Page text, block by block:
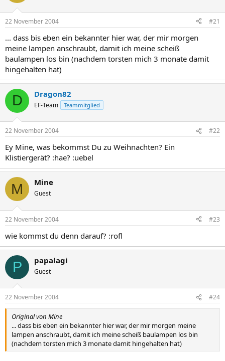
22 November 2004 #21
... dass bis eben ein bekannter hier war, der mir morgen
meine lampen anschraubt, damit ich meine scheiß
baulampen los bin (nachdem torsten mich 3 monate damit
hingehalten hat)
D Dragon82
EF-Team Teammitglied
22 November 2004 #22
Ey Mine, was bekommst Du zu Weihnachten? Ein
Klistiergerät? :hae? :uebel
M Mine
Guest
22 November 2004 #23
wie kommst du denn darauf? :rofl
P papalagi
Guest
22 November 2004 #24
Original von Mine
... dass bis eben ein bekannter hier war, der mir morgen meine
lampen anschraubt, damit ich meine scheiß baulampen los bin
(nachdem torsten mich 3 monate damit hingehalten hat)